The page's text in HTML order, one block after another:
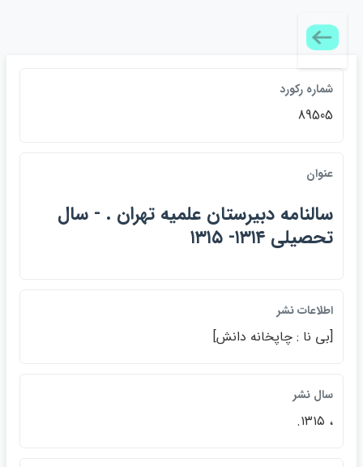
شماره رکورد
89505
عنوان
سالنامه دبيرستان علميه تهران . - سال
تحصيلي ۱۳۱۴- ۱۳۱۵
اطلاعات نشر
[بي نا : چاپخانه دانش]
سال نشر
، ۱۳۱۵.